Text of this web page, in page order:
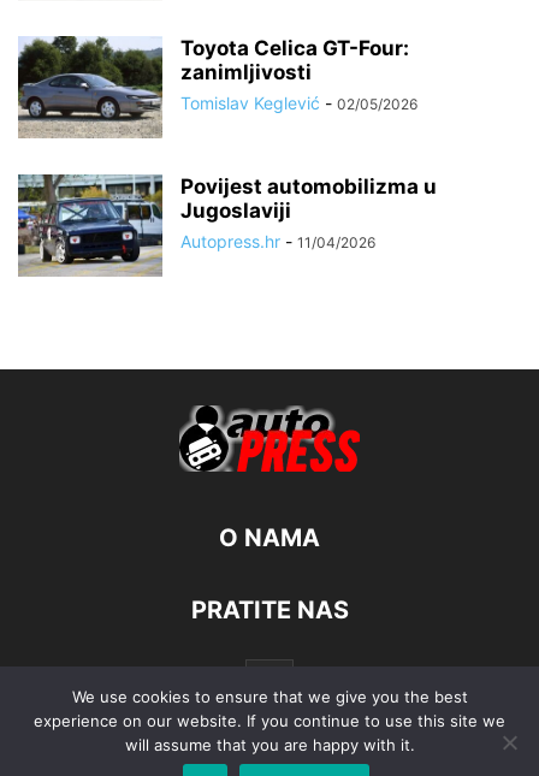
Toyota Celica GT-Four:
zanimljivosti
Tomislav Keglević - 02/05/2026
Povijest automobilizma u
Jugoslaviji
Autopress.hr - 11/04/2026
O NAMA
PRATITE NAS
We use cookies to ensure that we give you the best
experience on our website. If you continue to use this site we
will assume that you are happy with it.